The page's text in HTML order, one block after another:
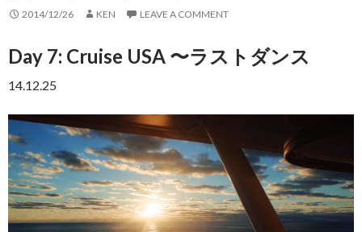
2014/12/26 KEN LEAVE A COMMENT
Day 7: Cruise USA 〜ラストダンス
14.12.25